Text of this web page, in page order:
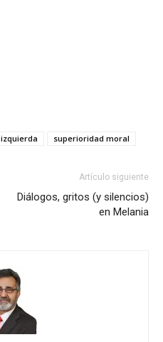
izquierda superioridad moral
Artículo siguiente
Diálogos, gritos (y silencios)
en Melania